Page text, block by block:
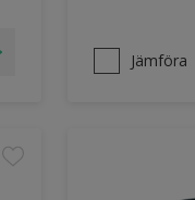
Jämföra